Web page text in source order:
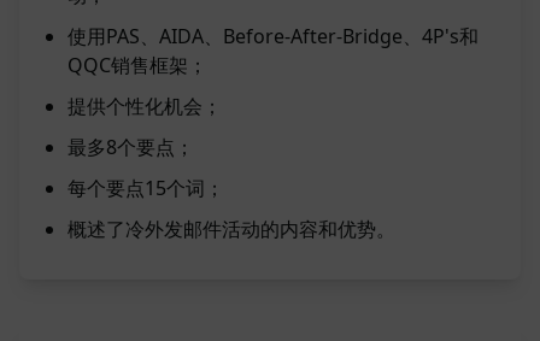
使用PAS、AIDA、Before-After-Bridge、4P's和
QQC销售框架；
提供个性化机会；
最多8个要点；
每个要点15个词；
概述了冷外发邮件活动的内容和优势。